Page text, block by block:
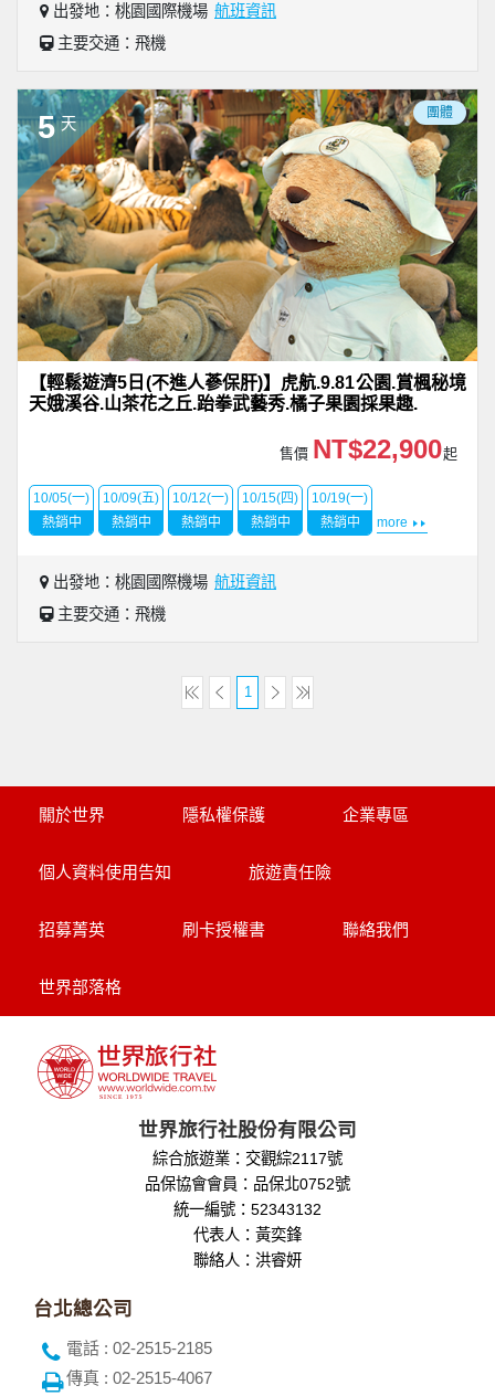
出發地：桃園國際機場 航班資訊
主要交通：飛機
5 天
團體
【輕鬆遊濟5日(不進人蔘保肝)】虎航.9.81公園.賞楓秘境
天娥溪谷.山茶花之丘.跆拳武藝秀.橘子果園採果趣.
售價 NT$22,900起
10/05(一)
熱銷中
10/09(五)
熱銷中
10/12(一)
熱銷中
10/15(四)
熱銷中
10/19(一)
熱銷中
more
出發地：桃園國際機場 航班資訊
主要交通：飛機
1
關於世界 隱私權保護 企業專區
個人資料使用告知 旅遊責任險
招募菁英 刷卡授權書 聯絡我們
世界部落格
世界旅行社股份有限公司
綜合旅遊業：交觀綜2117號
品保協會會員：品保北0752號
統一編號：52343132
代表人：黃奕鋒
聯絡人：洪睿妍
台北總公司
電話 : 02-2515-2185
傳真 : 02-2515-4067